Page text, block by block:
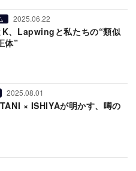
2025.06.22
、Lapwingと私たちの“類似
体”
2025.08.01
× ISHIYAが明かす、噂の